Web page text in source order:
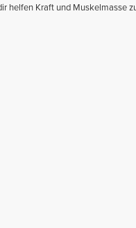
helfen Kraft und Muskelmasse